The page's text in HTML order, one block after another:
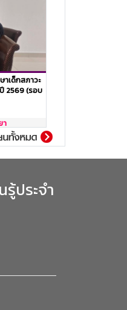
เด็กสภาวะ
2569 (รอบ
า
รู้ประจำ